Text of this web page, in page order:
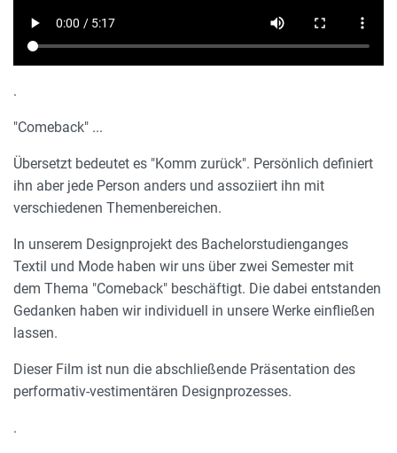
.
"Comeback" ...
Übersetzt bedeutet es "Komm zurück". Persönlich definiert
ihn aber jede Person anders und assoziiert ihn mit
verschiedenen Themenbereichen.
In unserem Designprojekt des Bachelorstudienganges
Textil und Mode haben wir uns über zwei Semester mit
dem Thema "Comeback" beschäftigt. Die dabei entstanden
Gedanken haben wir individuell in unsere Werke einfließen
lassen.
Dieser Film ist nun die abschließende Präsentation des
performativ-vestimentären Designprozesses.
.